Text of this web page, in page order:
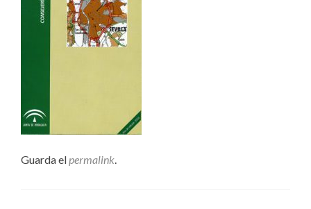
Guarda elpermalink.